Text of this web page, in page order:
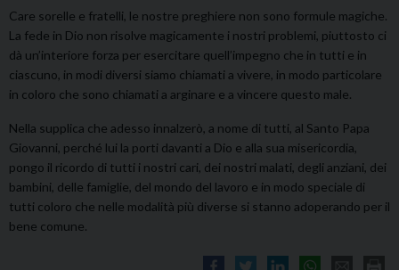
Care sorelle e fratelli, le nostre preghiere non sono formule magiche.
La fede in Dio non risolve magicamente i nostri problemi, piuttosto ci
dà un’interiore forza per esercitare quell’impegno che in tutti e in
ciascuno, in modi diversi siamo chiamati a vivere, in modo particolare
in coloro che sono chiamati a arginare e a vincere questo male.
Nella supplica che adesso innalzerò, a nome di tutti, al Santo Papa
Giovanni, perché lui la porti davanti a Dio e alla sua misericordia,
pongo il ricordo di tutti i nostri cari, dei nostri malati, degli anziani, dei
bambini, delle famiglie, del mondo del lavoro e in modo speciale di
tutti coloro che nelle modalità più diverse si stanno adoperando per il
bene comune.